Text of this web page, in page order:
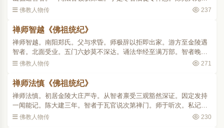
年。与同学二十七人从智者至金陵游化。尚书毛喜嘲之曰。尊师犹
佛教人物传 237
禅师智越《佛祖统纪》
禅师智越。南阳郑氏。父与求昏。师极辞以拒即出家。游方至金陵遇
智者。北面受业。五门六妙莫不深达。诵法华经至满万部。智者晚归
台岭付以四众。二十年间循循善诱。德量宽旷学者归心。所居之处瓶
佛教人物传 271
禅师法慎《佛祖统纪》
禅师法慎。初居金陵大庄严寺。从智者禀受三观豁然深证。因定发持
一闻能记。陈大建三年。智者于瓦官说次第禅门。师于听次。私记为
三十卷。尚未修治不幸入灭。其后章安治定为十卷即禅波罗蜜渐次止
佛教人物传 230